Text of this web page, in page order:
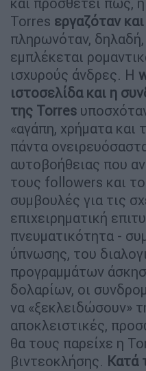
Torres εργαζόταν
πληρωνόταν, δηλαδή,
εμπλέκεται
ισχυρούς άνδρες. Η
ιστοσελίδα και η
της Torres
«αγάπη, χρήματα και
πάντα
αυτοβοήθειας που
τους followers και
συμβουλές για τις
επιχειρηματική
πνευματικότητα -
ύπνωσης, του
προγραμμάτων
δολαρίων, οι
να «ξεκλειδώσουν»
αποκλειστικές,
θα τους παρείχε η
βιντεοκλήσης. Κατά